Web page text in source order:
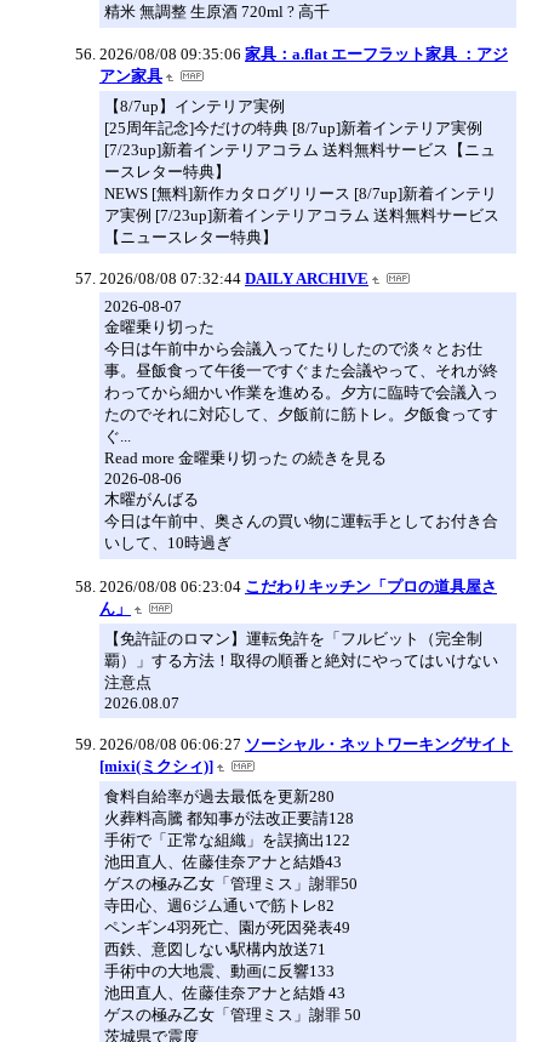
精米 無調整 生原酒 720ml ? 高千
2026/08/08 09:35:06 家具：a.flat エーフラット家具 ：アジ
アン家具
【8/7up】インテリア実例
[25周年記念]今だけの特典 [8/7up]新着インテリア実例
[7/23up]新着インテリアコラム 送料無料サービス【ニュ
ースレター特典】
NEWS [無料]新作カタログリリース [8/7up]新着インテリ
ア実例 [7/23up]新着インテリアコラム 送料無料サービス
【ニュースレター特典】
2026/08/08 07:32:44 DAILY ARCHIVE
2026-08-07
金曜乗り切った
今日は午前中から会議入ってたりしたので淡々とお仕
事。昼飯食って午後一ですぐまた会議やって、それが終
わってから細かい作業を進める。夕方に臨時で会議入っ
たのでそれに対応して、夕飯前に筋トレ。夕飯食ってす
ぐ...
Read more 金曜乗り切った の続きを見る
2026-08-06
木曜がんばる
今日は午前中、奥さんの買い物に運転手としてお付き合
いして、10時過ぎ
2026/08/08 06:23:04 こだわりキッチン「プロの道具屋さ
ん」
【免許証のロマン】運転免許を「フルビット（完全制
覇）」する方法！取得の順番と絶対にやってはいけない
注意点
2026.08.07
2026/08/08 06:06:27 ソーシャル・ネットワーキングサイト
[mixi(ミクシィ)]
食料自給率が過去最低を更新280
火葬料高騰 都知事が法改正要請128
手術で「正常な組織」を誤摘出122
池田直人、佐藤佳奈アナと結婚43
ゲスの極み乙女「管理ミス」謝罪50
寺田心、週6ジム通いで筋トレ82
ペンギン4羽死亡、園が死因発表49
西鉄、意図しない駅構内放送71
手術中の大地震、動画に反響133
池田直人、佐藤佳奈アナと結婚 43
ゲスの極み乙女「管理ミス」謝罪 50
茨城県で震度